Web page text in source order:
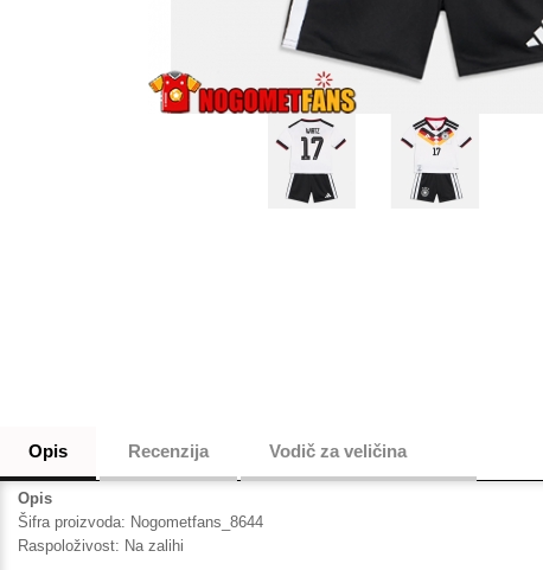
Opis Recenzija Vodič za veličina
Opis
Šifra proizvoda: Nogometfans_8644
Raspoloživost: Na zalihi